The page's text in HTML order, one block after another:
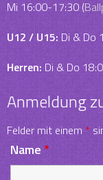
Mi 16:00-17:30 (
U12 / U15: Di & Do
Herren: Di & Do
Anmeldung
Felder mit einem*
Name*